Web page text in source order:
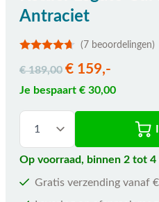
Antraciet
(7 beoordelingen)
€ 189,00 € 159,-
Je bespaart € 30,00
Op voorraad, binnen 2 tot
Gratis verzending vanaf